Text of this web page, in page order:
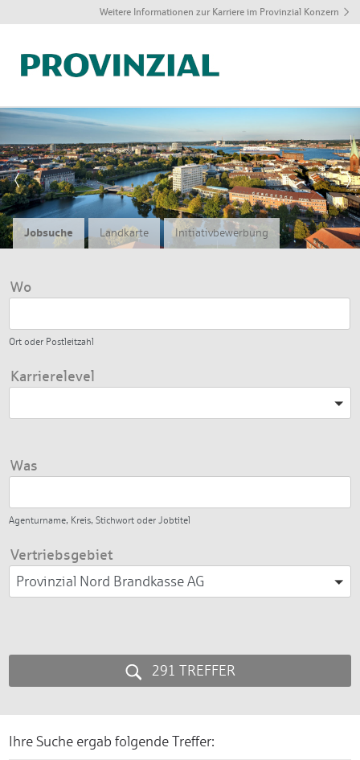
Weitere Informationen zur Karriere im Provinzial Konzern
J q
Jobsuche Landkarte Initiativbewerbung
Wo
Ort oder Postleitzahl
Karrierelevel
Was
Agenturname, Kreis, Stichwort oder Jobtitel
Vertriebsgebiet
Provinzial Nord Brandkasse AG
291 TREFFER
Ihre Suche ergab folgende Treffer: